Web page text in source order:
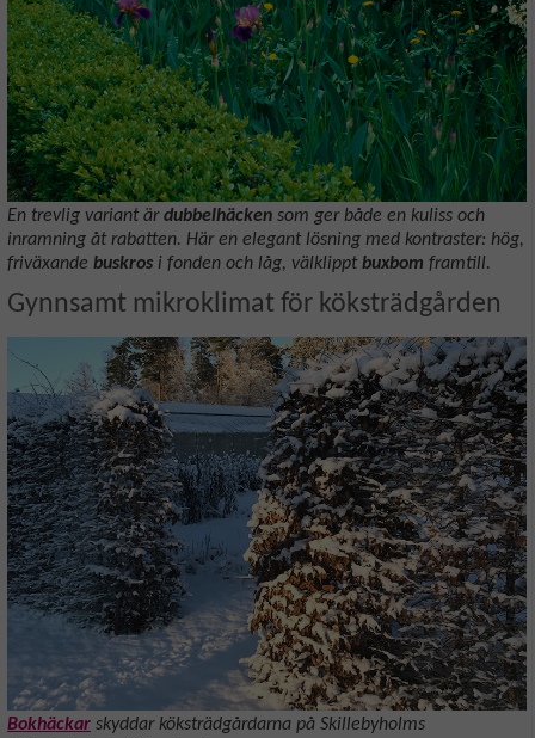
En trevlig variant ärdubbelhäcken som ger både en kuliss och
inramning åt rabatten. Här en elegant lösning med kontraster: hög,
friväxande buskros i fonden och låg, välklipptbuxbom framtill.
Gynnsamt mikroklimat för köksträdgården
Bokhäckar skyddar köksträdgårdarna på Skillebyholms